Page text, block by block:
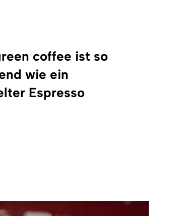
coffee ist so
wie ein
Espresso